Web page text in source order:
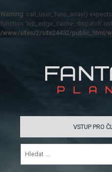
Warning: call_user_func_array()
function 'wp_edge_cache_dispatch'
/www/sites/2/site24452/public_html/
VSTUP PRO